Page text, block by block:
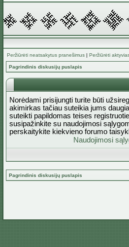
Peržiūrėti neatsakytus pranešimus | Peržiūrėti
Pagrindinis diskusijų puslapis
Norėdami prisijungti turite būti
akimirkas tačiau suteikia jums
suteikti papildomas teises
susipažinkite su naudojimosi
perskaitykite kiekvieno forumo
Naudojimosi
Pagrindinis diskusijų puslapis